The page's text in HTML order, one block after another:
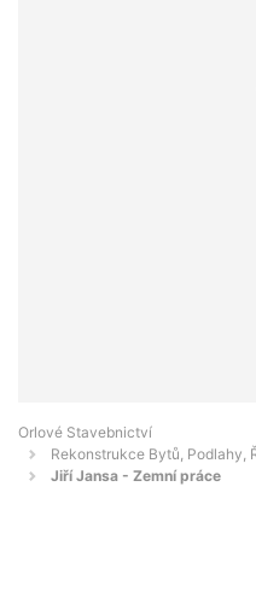
Orlové Stavebnictví
Rekonstrukce Bytů, Podlahy,
Jiří Jansa - Zemní práce